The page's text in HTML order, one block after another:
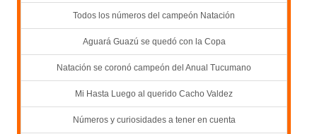
Todos los números del campeón Natación
Aguará Guazú se quedó con la Copa
Natación se coronó campeón del Anual Tucumano
Mi Hasta Luego al querido Cacho Valdez
Números y curiosidades a tener en cuenta